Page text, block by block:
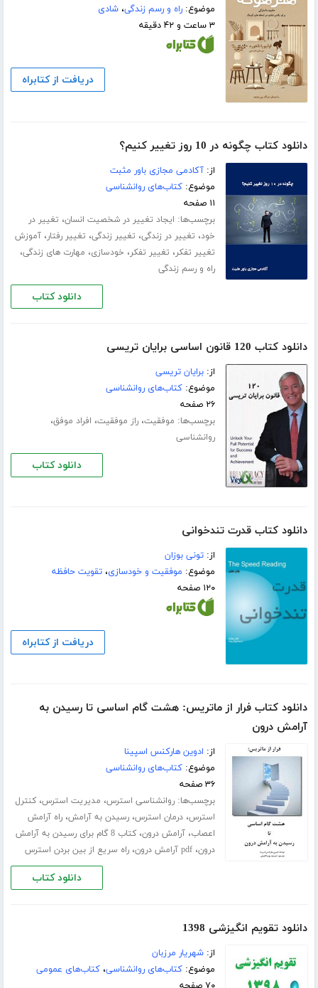
موضوع:راه و رسم زندگی،شادی
۳ ساعت و ۴۲ دقیقه
دریافت از کتابراه
دانلود کتاب چگونه در 10 روز تغییر کنیم؟
از:آکادمی مجازی باور مثبت
موضوع:کتاب‌های روانشناسی
۱۱ صفحه
برچسب‌ها: ایجاد تغییر در شخصیت انسان، تغییر در
خود، تغییر در زندگی، تغییر زندگی، تغییر رفتار،آموزش
تغییر تفکر، تغییر تفکر، خودسازی، مهارت های زندگی،
راه و رسم زندگی
دانلود کتاب
دانلود کتاب 120 قانون اساسی برایان تریسی
از:برایان تریسی
موضوع:کتاب‌های روانشناسی
۲۶ صفحه
برچسب‌ها: موفقیت،راز موفقیت، افراد موفق،
روانشناسی
دانلود کتاب
دانلود کتاب قدرت تندخوانی
از:تونی بوزان
موضوع: موفقیت و خودسازی،تقویت حافظه
۱۲۰ صفحه
دریافت از کتابراه
دانلود کتاب فرار از ماتریس: هشت گام اساسی تا رسیدن به
آرامش درون
از: ادوین هارکنس اسپینا
موضوع:کتاب‌های روانشناسی
۳۶ صفحه
برچسب‌ها:روانشناسی استرس، مدیریت استرس،کنترل
استرس،درمان استرس،رسیدن به آرامش،راه آرامش
اعصاب،آرامش درون،
کتاب 8 گام برای رسیدن به آرامش
درون،pdf آرامش درون ،راه سریع از بین بردن استرس
دانلود کتاب
دانلود تقویم انگیزشی 1398
از:شهریار مرزبان
موضوع:کتاب‌های روانشناسی،کتاب‌های عمومی